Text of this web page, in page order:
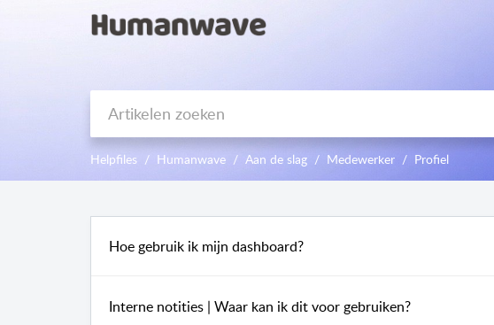
Helpfiles Humanwave Aan de slag Medewerker Profiel
Hoe gebruik ik mijn dashboard?
Interne notities | Waar kan ik dit voor gebruiken?